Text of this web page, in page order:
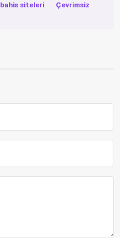
siteleri ·
Çevrimsiz